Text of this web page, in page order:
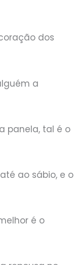
dos
a
panela, tal é o
ao sábio, e o
é o